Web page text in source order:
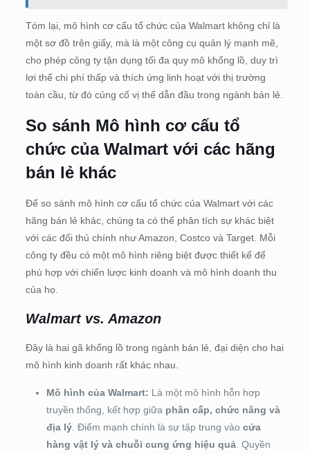
Tóm lại, mô hình cơ cấu tổ chức của Walmart không chỉ là
một sơ đồ trên giấy, mà là một công cụ quản lý mạnh mẽ,
cho phép công ty tận dụng tối đa quy mô khổng lồ, duy trì
lợi thế chi phí thấp và thích ứng linh hoạt với thị trường
toàn cầu, từ đó củng cố vị thế dẫn đầu trong ngành bán lẻ.
So sánh Mô hình cơ cấu tổ
chức của Walmart với các hãng
bán lẻ khác
Để so sánh mô hình cơ cấu tổ chức của Walmart với các
hãng bán lẻ khác, chúng ta có thể phân tích sự khác biệt
với các đối thủ chính như Amazon, Costco và Target. Mỗi
công ty đều có một mô hình riêng biệt được thiết kế để
phù hợp với chiến lược kinh doanh và mô hình doanh thu
của họ.
Walmart vs. Amazon
Đây là hai gã khổng lồ trong ngành bán lẻ, đại diện cho hai
mô hình kinh doanh rất khác nhau.
Mô hình của Walmart: Là một mô hình hỗn hợp
truyền thống, kết hợp giữa phân cấp, chức năng và
địa lý. Điểm mạnh chính là sự tập trung vào cửa
hàng vật lý và chuỗi cung ứng hiệu quả. Quyền